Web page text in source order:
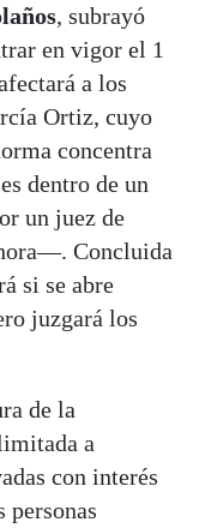
, subrayó
en vigor el 1
a los
Ortiz, cuyo
concentra
dentro de un
un juez de
Concluida
si se abre
juzgará los
de la
a
con interés
personas